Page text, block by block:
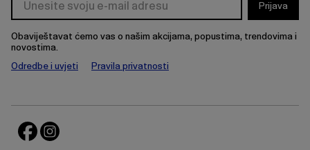
Prijava
Obaviještavat ćemo vas o našim akcijama, popustima, trendovima i
novostima.
Odredbe i uvjeti
Pravila privatnosti